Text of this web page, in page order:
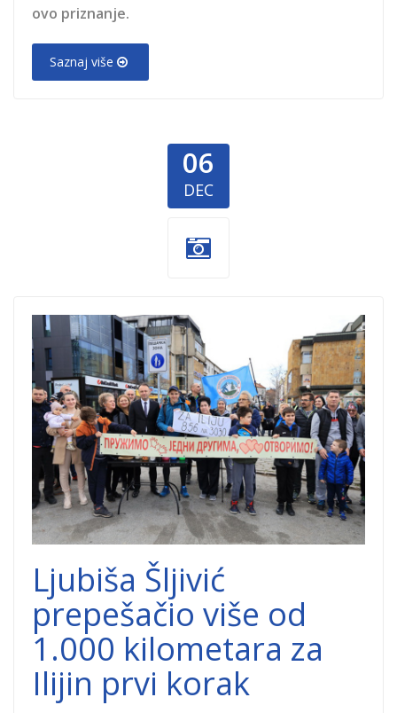
ovo priznanje.
Saznaj više
06
DEC
Za-Iliju-1.jpg
Ljubiša Šljivić
prepešačio više od
1.000 kilometara za
Ilijin prvi korak